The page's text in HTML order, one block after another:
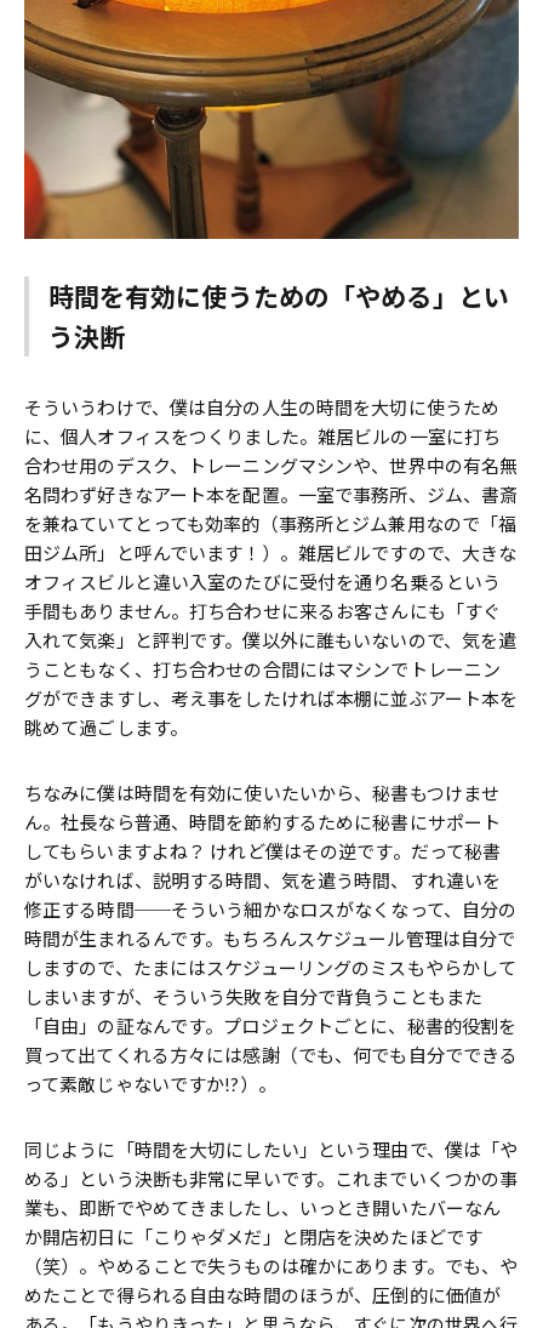
時間を有効に使うための「やめる」とい
う決断
そういうわけで、僕は自分の人生の時間を大切に使うため
に、個人オフィスをつくりました。雑居ビルの一室に打ち
合わせ用のデスク、トレーニングマシンや、世界中の有名無
名問わず好きなアート本を配置。一室で事務所、ジム、書斎
を兼ねていてとっても効率的（事務所とジム兼用なので「福
田ジム所」と呼んでいます！）。雑居ビルですので、大きな
オフィスビルと違い入室のたびに受付を通り名乗るという
手間もありません。打ち合わせに来るお客さんにも「すぐ
入れて気楽」と評判です。僕以外に誰もいないので、気を遣
うこともなく、打ち合わせの合間にはマシンでトレーニン
グができますし、考え事をしたければ本棚に並ぶアート本を
眺めて過ごします。
ちなみに僕は時間を有効に使いたいから、秘書もつけませ
ん。社長なら普通、時間を節約するために秘書にサポート
してもらいますよね？ けれど僕はその逆です。だって秘書
がいなければ、説明する時間、気を遣う時間、すれ違いを
修正する時間──そういう細かなロスがなくなって、自分の
時間が生まれるんです。もちろんスケジュール管理は自分で
しますので、たまにはスケジューリングのミスもやらかして
しまいますが、そういう失敗を自分で背負うこともまた
「自由」の証なんです。プロジェクトごとに、秘書的役割を
買って出てくれる方々には感謝（でも、何でも自分でできる
って素敵じゃないですか!?）。
同じように「時間を大切にしたい」という理由で、僕は「や
める」という決断も非常に早いです。これまでいくつかの事
業も、即断でやめてきましたし、いっとき開いたバーなん
か開店初日に「こりゃダメだ」と閉店を決めたほどです
（笑）。やめることで失うものは確かにあります。でも、や
めたことで得られる自由な時間のほうが、圧倒的に価値が